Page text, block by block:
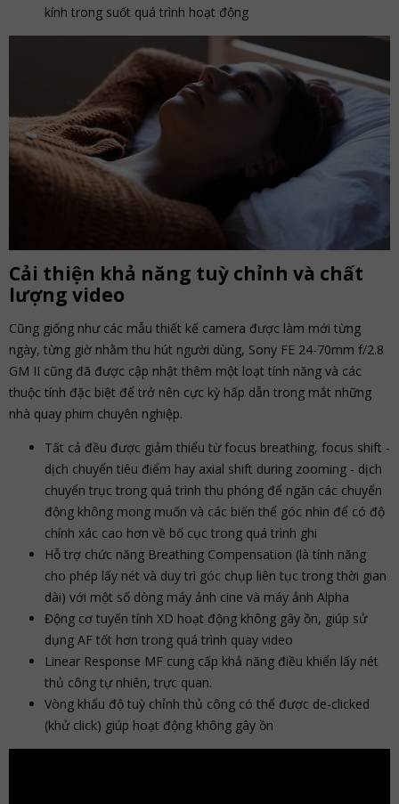
kính trong suốt quá trình hoạt động
Cải thiện khả năng tuỳ chỉnh và chất
lượng video
Cũng giống như các mẫu thiết kế camera được làm mới từng
ngày, từng giờ nhằm thu hút người dùng, Sony FE 24-70mm f/2.8
GM II ​cũng đã được cập nhật thêm một loạt tính năng và các
thuộc tính đặc biệt để trở nên cực kỳ hấp dẫn trong mắt những
nhà quay phim chuyên nghiệp.
Tất cả đều được giảm thiểu từ focus breathing, focus shift -
dịch chuyển tiêu điểm hay axial shift during zooming - dịch
chuyển trục trong quá trình thu phóng để ngăn các chuyển
động không mong muốn và các biến thể góc nhìn để có độ
chính xác cao hơn về bố cục trong quá trình ghi
Hỗ trợ chức năng Breathing Compensation (là tính năng
cho phép lấy nét và duy trì góc chụp liên tục trong thời gian
dài) với một số dòng máy ảnh cine và máy ảnh Alpha
Động cơ tuyến tính XD hoạt động không gây ồn, giúp sử
dụng AF tốt hơn trong quá trình quay video
Linear Response MF cung cấp khả năng điều khiển lấy nét
thủ công tự nhiên, trực quan.
Vòng khẩu độ tuỳ chỉnh thủ công có thể được de-clicked
(khử click) giúp hoạt động không gây ồn